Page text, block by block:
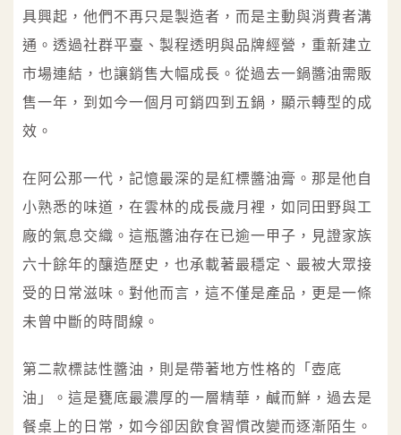
具興起，他們不再只是製造者，而是主動與消費者溝
通。透過社群平臺、製程透明與品牌經營，重新建立
市場連結，也讓銷售大幅成長。從過去一鍋醬油需販
售一年，到如今一個月可銷四到五鍋，顯示轉型的成
效。
在阿公那一代，記憶最深的是紅標醬油膏。那是他自
小熟悉的味道，在雲林的成長歲月裡，如同田野與工
廠的氣息交織。這瓶醬油存在已逾一甲子，見證家族
六十餘年的釀造歷史，也承載著最穩定、最被大眾接
受的日常滋味。對他而言，這不僅是產品，更是一條
未曾中斷的時間線。
第二款標誌性醬油，則是帶著地方性格的「壺底
油」。這是甕底最濃厚的一層精華，鹹而鮮，過去是
餐桌上的日常，如今卻因飲食習慣改變而逐漸陌生。